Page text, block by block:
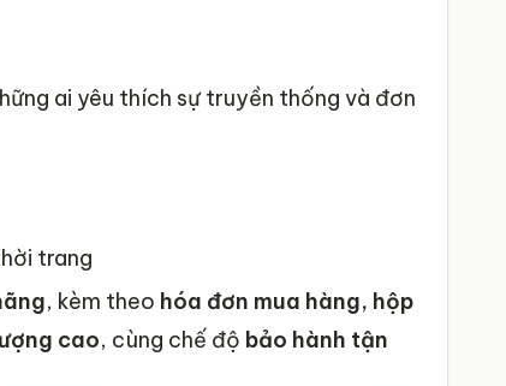
ai yêu thích sự truyền thống và đơn
trang
, kèm theo hóa đơn mua hàng, hộp
cao, cùng chế độ bảo hành tận